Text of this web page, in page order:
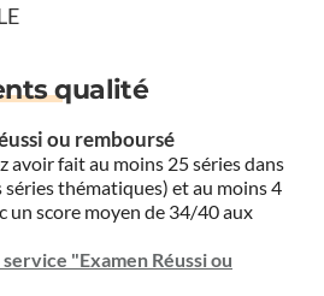
qualité
ou remboursé
avoir fait au moins 25 séries dans
séries thématiques) et au moins 4
un score moyen de 34/40 aux
"Examen Réussi ou